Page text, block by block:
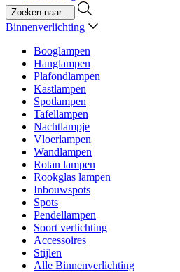
Binnenverlichting
Booglampen
Hanglampen
Plafondlampen
Kastlampen
Spotlampen
Tafellampen
Nachtlampje
Vloerlampen
Wandlampen
Rotan lampen
Rookglas lampen
Inbouwspots
Spots
Pendellampen
Soort verlichting
Accessoires
Stijlen
Alle Binnenverlichting